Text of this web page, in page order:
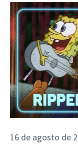
16 de agosto de